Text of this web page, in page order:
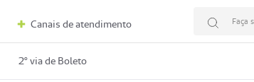
Canais de atendimento Faça
2º via de Boleto